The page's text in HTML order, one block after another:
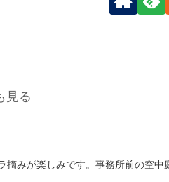
見る
摘みが楽しみです。事務所前の空中